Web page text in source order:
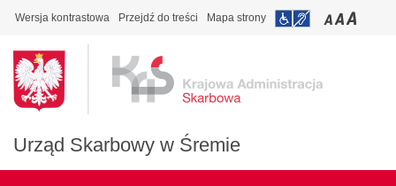
Wersja kontrastowa Przejdź do treści Mapa strony
Urząd Skarbowy w Śremie